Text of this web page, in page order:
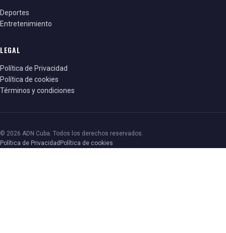
Deportes
Entretenimiento
LEGAL
Política de Privacidad
Política de cookies
Términos y condiciones
© 2026 ADN Cuba. Todos los derechos reservados.
Política de Privacidad Política de cookies